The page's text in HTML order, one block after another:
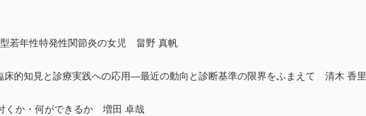
若年性特発性関節炎の女児 畠野 真帆
床的知見と診療実践への応用―最近の動向と診断基準の限界をふまえて 清木 香里
くか・何ができるか 増田 卓哉